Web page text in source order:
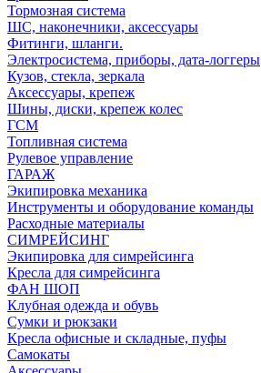
Тормозная система
ШС, наконечники, аксессуары
Фитинги, шланги.
Электросистема, приборы, дата-логгеры
Кузов, стекла, зеркала
Аксессуары, крепеж
Шины, диски, крепеж колес
ГСМ
Топливная система
Рулевое управление
ГАРАЖ
Экипировка механика
Инструменты и оборудование команды
Расходные материалы
СИМРЕЙСИНГ
Экипировка для симрейсинга
Кресла для симрейсинга
ФАН ШОП
Клубная одежда и обувь
Сумки и рюкзаки
Кресла офисные и складные, пуфы
Самокаты